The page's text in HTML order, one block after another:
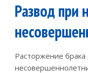
Развод при
Расторжение брака